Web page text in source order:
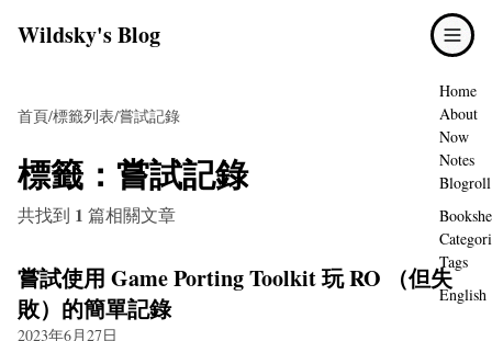
Wildsky's Blog
Home
About
Now
Notes
Blogroll
Tags
English
首頁/標籤列表/嘗試記錄
標籤： 嘗試記錄
共找到 1 篇相關文章
嘗試使用 Game Porting Toolkit 玩 RO （但失
敗）的簡單記錄
2023年6月27日